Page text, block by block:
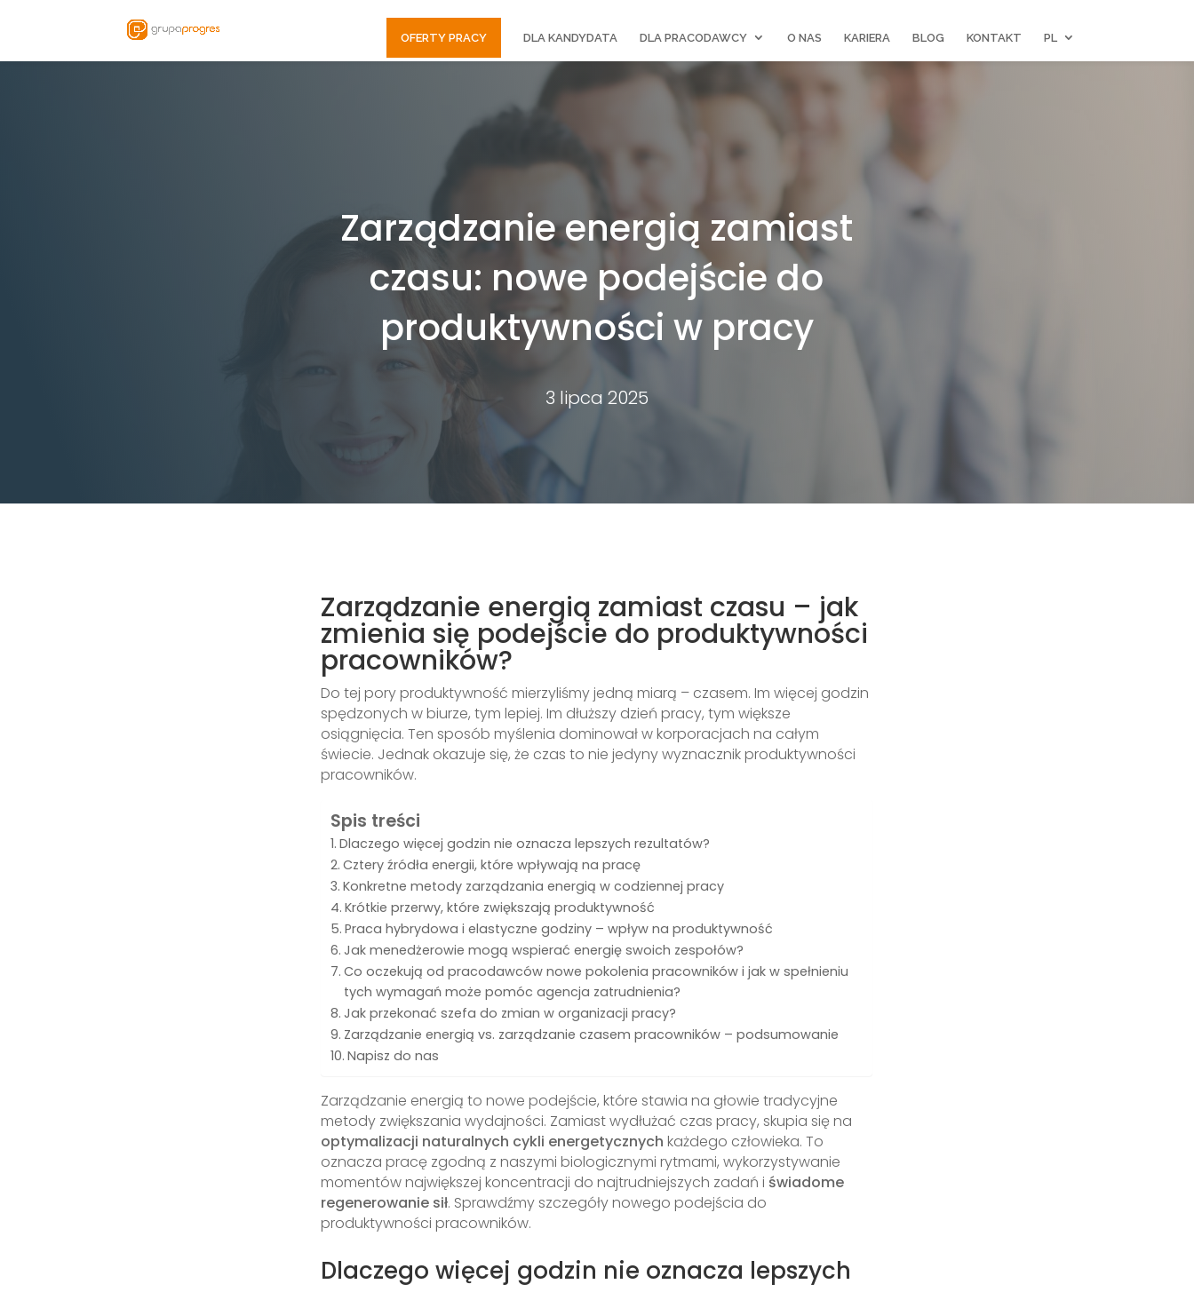
OFERTY PRACY DLA KANDYDATA DLA PRACODAWCY O NAS KARIERA BLOG KONTAKT PL
Zarządzanie energią zamiast
czasu: nowe podejście do
produktywności w pracy
3 lipca 2025
Zarządzanie energią zamiast czasu – jak
zmienia się podejście do produktywności
pracowników?
Do tej pory produktywność mierzyliśmy jedną miarą – czasem. Im więcej godzin
spędzonych w biurze, tym lepiej. Im dłuższy dzień pracy, tym większe
osiągnięcia. Ten sposób myślenia dominował w korporacjach na całym
świecie. Jednak okazuje się, że czas to nie jedyny wyznacznik produktywności
pracowników.
Spis treści
Dlaczego więcej godzin nie oznacza lepszych rezultatów?
Cztery źródła energii, które wpływają na pracę
Konkretne metody zarządzania energią w codziennej pracy
Krótkie przerwy, które zwiększają produktywność
Praca hybrydowa i elastyczne godziny – wpływ na produktywność
Jak menedżerowie mogą wspierać energię swoich zespołów?
Co oczekują od pracodawców nowe pokolenia pracowników i jak w spełnieniu
tych wymagań może pomóc agencja zatrudnienia?
Jak przekonać szefa do zmian w organizacji pracy?
Zarządzanie energią vs. zarządzanie czasem pracowników – podsumowanie
Napisz do nas
Zarządzanie energią to nowe podejście, które stawia na głowie tradycyjne
metody zwiększania wydajności. Zamiast wydłużać czas pracy, skupia się na
optymalizacji naturalnych cykli energetycznych każdego człowieka. To
oznacza pracę zgodną z naszymi biologicznymi rytmami, wykorzystywanie
momentów największej koncentracji do najtrudniejszych zadań i świadome
regenerowanie sił. Sprawdźmy szczegóły nowego podejścia do
produktywności pracowników.
Dlaczego więcej godzin nie oznacza lepszych